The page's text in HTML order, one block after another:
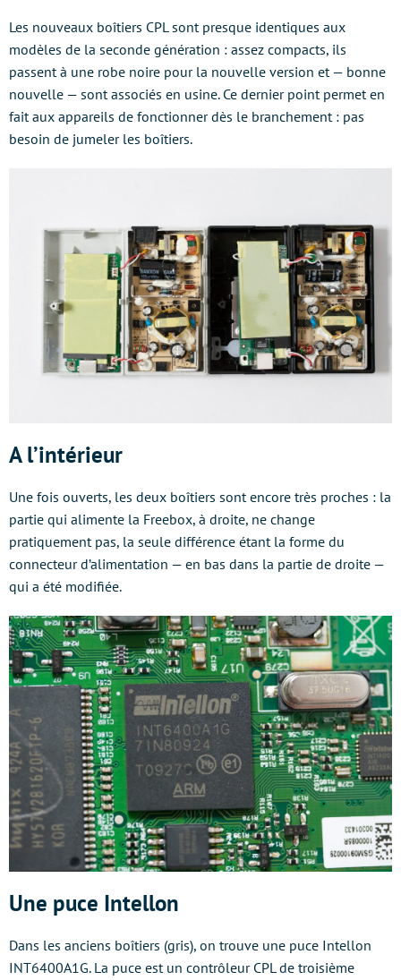
Les nouveaux boîtiers CPL sont presque identiques aux
modèles de la seconde génération : assez compacts, ils
passent à une robe noire pour la nouvelle version et — bonne
nouvelle — sont associés en usine. Ce dernier point permet en
fait aux appareils de fonctionner dès le branchement : pas
besoin de jumeler les boîtiers.
A l’intérieur
Une fois ouverts, les deux boîtiers sont encore très proches : la
partie qui alimente la Freebox, à droite, ne change
pratiquement pas, la seule différence étant la forme du
connecteur d’alimentation — en bas dans la partie de droite —
qui a été modifiée.
Une puce Intellon
Dans les anciens boîtiers (gris), on trouve une puce Intellon
INT6400A1G. La puce est un contrôleur CPL de troisième